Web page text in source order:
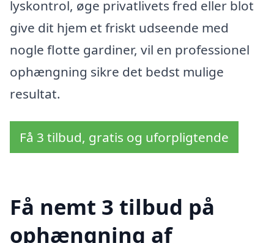
lyskontrol, øge privatlivets fred eller blot
give dit hjem et friskt udseende med
nogle flotte gardiner, vil en professionel
ophængning sikre det bedst mulige
resultat.
Få 3 tilbud, gratis og uforpligtende
Få nemt 3 tilbud på
ophængning af